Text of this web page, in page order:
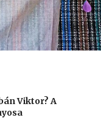
Viktor? A